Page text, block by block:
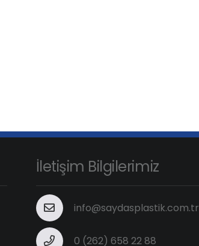
İletişim Bilgilerimiz
info@saydasplastik.com.tr
0 (262) 658 22 88